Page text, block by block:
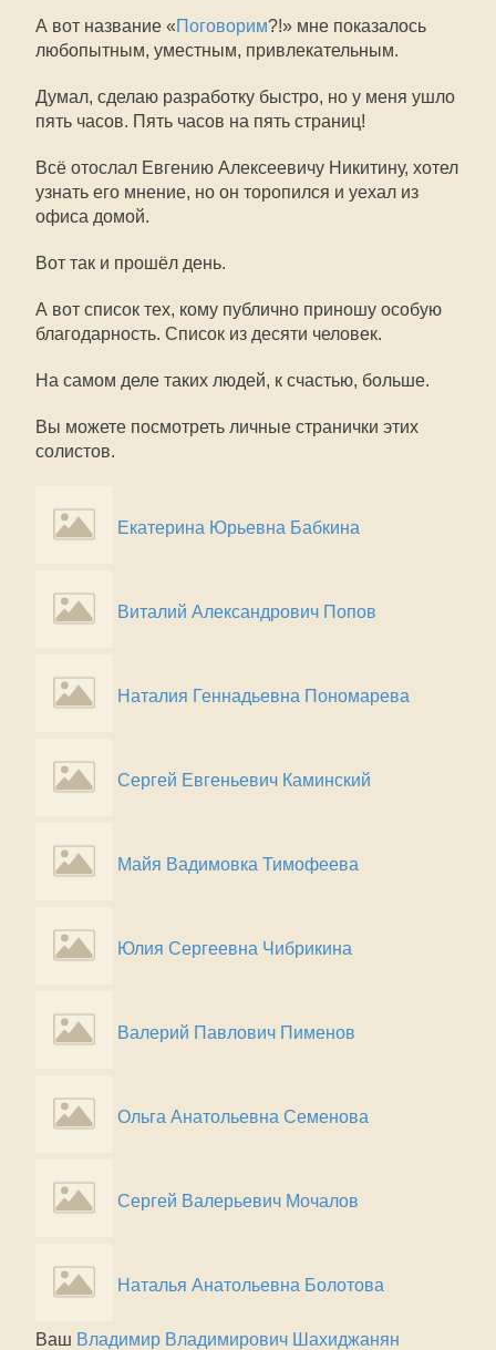
А вот название «Поговорим?!» мне показалось
любопытным, уместным, привлекательным.
Думал, сделаю разработку быстро, но у меня ушло
пять часов. Пять часов на пять страниц!
Всё отослал Евгению Алексеевичу Никитину, хотел
узнать его мнение, но он торопился и уехал из
офиса домой.
Вот так и прошёл день.
А вот список тех, кому публично приношу особую
благодарность. Список из десяти человек.
На самом деле таких людей, к счастью, больше.
Вы можете посмотреть личные странички этих
солистов.
Екатерина Юрьевна Бабкина
Виталий Александрович Попов
Наталия Геннадьевна Пономарева
Сергей Евгеньевич Каминский
Майя Вадимовка Тимофеева
Юлия Сергеевна Чибрикина
Валерий Павлович Пименов
Ольга Анатольевна Семенова
Сергей Валерьевич Мочалов
Наталья Анатольевна Болотова
Ваш Владимир Владимирович Шахиджанян